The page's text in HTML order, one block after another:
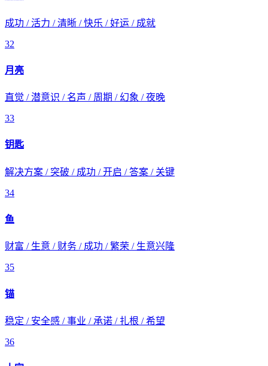
成功 / 活力 / 清晰 / 快乐 / 好运 / 成就
32
月亮
直觉 / 潜意识 / 名声 / 周期 / 幻象 / 夜晚
33
钥匙
解决方案 / 突破 / 成功 / 开启 / 答案 / 关键
34
鱼
财富 / 生意 / 财务 / 成功 / 繁荣 / 生意兴隆
35
锚
稳定 / 安全感 / 事业 / 承诺 / 扎根 / 希望
36